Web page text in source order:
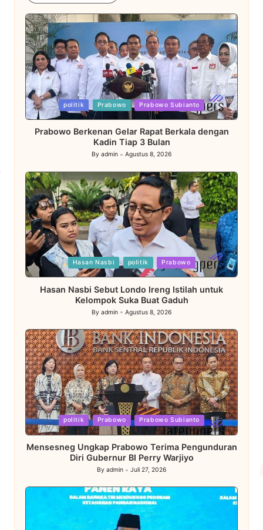
Posted
in
politik Prabowo Prabowo Subianto
Prabowo Berkenan Gelar Rapat Berkala dengan
Kadin Tiap 3 Bulan
Posted
By admin Agustus 8, 2026
Posted
in
Hasan Nasbi politik Prabowo
Hasan Nasbi Sebut Londo Ireng Istilah untuk
Kelompok Suka Buat Gaduh
Posted
by
By admin Agustus 8, 2026
Posted
in
politik Prabowo Prabowo Subianto
Mensesneg Ungkap Prabowo Terima Pengunduran
Diri Gubernur BI Perry Warjiyo
Posted
by
By admin Juli 27, 2026